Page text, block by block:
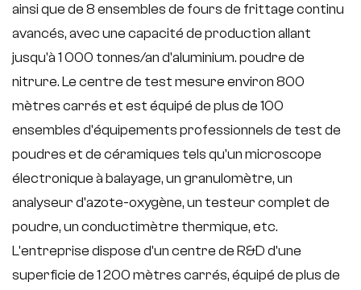
ainsi que de 8 ensembles de fours de frittage continu
avancés, avec une capacité de production allant
jusqu'à 1 000 tonnes/an d'aluminium. poudre de
nitrure. Le centre de test mesure environ 800
mètres carrés et est équipé de plus de 100
ensembles d'équipements professionnels de test de
poudres et de céramiques tels qu'un microscope
électronique à balayage, un granulomètre, un
analyseur d'azote-oxygène, un testeur complet de
poudre, un conductimètre thermique, etc.
L'entreprise dispose d'un centre de R&D d'une
superficie de 1 200 mètres carrés, équipé de plus de